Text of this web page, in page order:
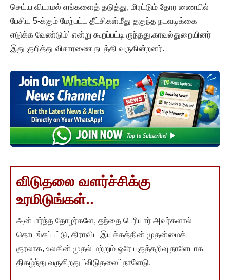
செய்ய விடாமல் எங்களைத் தடுத்து, மிரட்டும் தோர ணையில்
பேசிய 5-க்கும் மேற்பட்ட தீட்சிகள்மீது தகுந்த நடவடிக்கை
எடுக்க வேண்டும்’ என்று கூறப்பட்டி ருந்தது.காவல்துறையினர்
இது குறித்து விசாரணை நடத்தி வருகின்றனர்.
விடுதலை வளர்ச்சிக்கு
உரமிடுங்கள்..
அன்பார்ந்த தோழர்களே, தந்தை பெரியார் அவர்களால்
தொடங்கப்பட்டு, திராவிட இயக்கத்தின் முதன்மைக்
குரலாக, உலகின் முதல் மற்றும் ஒரே பகுத்தறிவு நாளேடாக
திகழ்ந்து வருகிறது "விடுதலை" நாளேடு.